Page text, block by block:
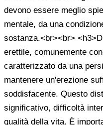
devono essere meglio
mentale, da una
sostanza.<br><br>
erettile, comunemente
caratterizzato da una
mantenere un'erezione
soddisfacente. Questo
significativo, difficoltà
qualità della vita. È